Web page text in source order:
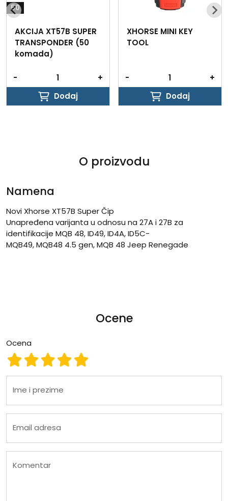
50
AKCIJA XT57B SUPER
TRANSPONDER (50
komada)
-
+
Dodaj
Dodaj
XHORSE MINI KEY
TOOL
-
+
Dodaj
Dodaj
O proizvodu
Namena
Novi Xhorse XT57B Super Čip
Unapređena varijanta u odnosu na 27A i 27B za
identifikacije MQB 48, ID49, ID4A, ID5C-
MQB49, MQB48 4.5 gen, MQB 48 Jeep Renegade
Ocene
Ocena
Ocena 5
Ocena 4
Ocena 3
Ocena 2
Ocena 1
Ime i prezime
Email adresa
Komentar